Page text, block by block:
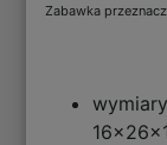
Zabawka